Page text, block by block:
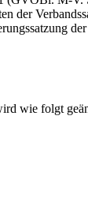
wie folgt